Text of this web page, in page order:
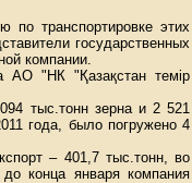
по транспортировке этих
государственных
компании.
АО "НК "Қазақстан темір
тыс.тонн зерна и 2 521
года, было погружено 4
– 401,7 тыс.тонн, во
конца января компания